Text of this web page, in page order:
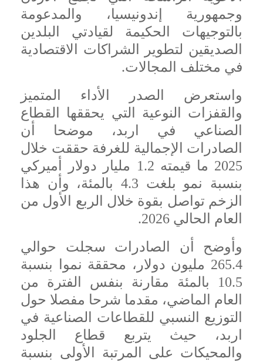
وجمهورية إندونيسيا، والمدعومة
بالتوجيهات الحكيمة لقيادتي البلدين
الصديقين لتطوير الشراكات الاقتصادية
في مختلف المجالات.
واستعرض الصدر الأداء المتميز
والقفزات النوعية التي يحققها القطاع
الصناعي في اربد، موضحا أن
الصادرات الإجمالية للغرفة حققت خلال
2025 ما قيمته 1.2 مليار دولار أميركي
بنسبة نمو بلغت 4.3 بالمئة، وأن هذا
الزخم تواصل بقوة خلال الربع الأول من
العام الحالي 2026.
وأوضح أن الصادرات سجلت حوالي
265.4 مليون دولار، محققة نموا بنسبة
10.5 بالمئة مقارنة بنفس الفترة من
العام الماضي، مقدما شرحا مفصلا حول
التوزيع النسبي للقطاعات الصناعية في
اربد، حيث يتربع قطاع الجلود
والمحيكات على المرتبة الأولى بنسبة